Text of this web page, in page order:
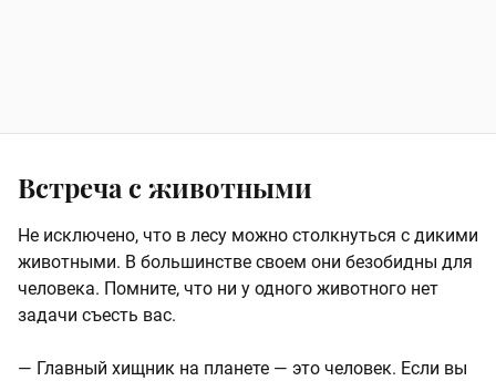
Встреча с животными
Не исключено, что в лесу можно столкнуться с дикими
животными. В большинстве своем они безобидны для
человека. Помните, что ни у одного животного нет
задачи съесть вас.
— Главный хищник на планете — это человек. Если вы